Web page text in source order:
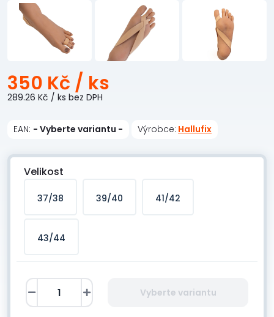
350 Kč / ks
289.26 Kč / ks bez DPH
EAN: - Vyberte variantu - Výrobce: Hallufix
Velikost
37/38 39/40 41/42
43/44
Vyberte variantu